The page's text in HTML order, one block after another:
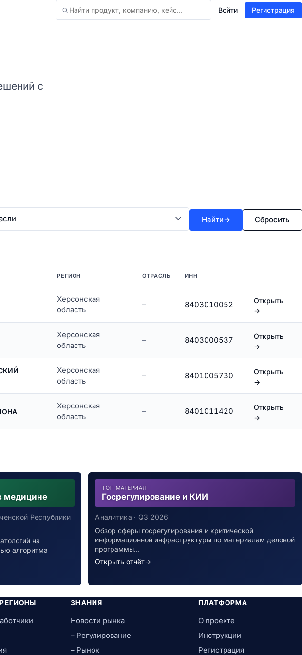
Найти Войти Регистрация
с
Найти→ Сбросить
РЕГИОН ОТРАСЛЬ ИНН
Херсонская
область
– 8403010052
Открыть
→
Херсонская
область
– 8403000537
Открыть
→
Херсонская
область
– 8401005730
Открыть
→
Херсонская
область
– 8401011420
Открыть
→
медицине
Республики
на
алгоритма
ТОП МАТЕРИАЛ
Госрегулирование и КИИ
Аналитика · Q3 2026
Обзор сферы госрегулирования и критической
информационной инфраструктуры по материалам деловой
программы…
Открыть отчёт→
ЗНАНИЯ
Новости рынка
– Регулирование
– Рынок
ПЛАТФОРМА
О проекте
Инструкции
Регистрация